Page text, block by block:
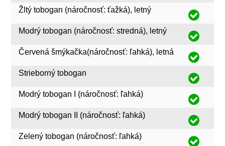
Žltý tobogan (náročnosť: ťažká), letný
Modrý tobogan (náročnosť: stredná), letný
Červená šmýkačka(náročnosť: ľahká), letná
Strieborný tobogan
Modrý tobogan I (náročnosť: ľahká)
Modrý tobogan II (náročnosť: ľahká)
Zelený tobogan (náročnosť: ľahká)